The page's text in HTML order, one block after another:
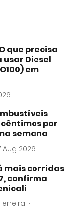
que precisa
usar Diesel
em
cêntimos por
semana
Aug 2026
mais corridas
confirma